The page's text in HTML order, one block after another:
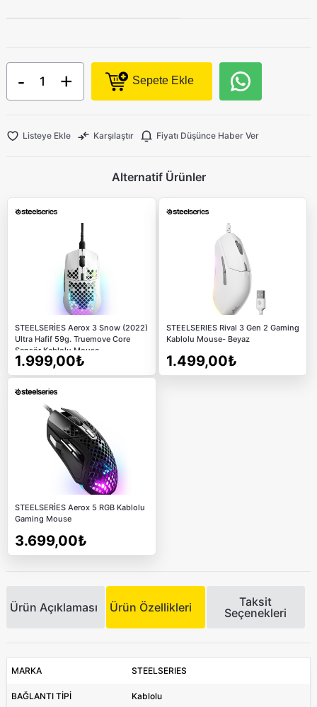
- + Sepete Ekle
Listeye Ekle Karşılaştır Fiyatı Düşünce Haber Ver
Alternatif Ürünler
STEELSERİES Aerox 3 Snow (2022)
Ultra Hafif 59g. Truemove Core
Sensör Kablolu Mouse
1.999,00₺
STEELSERIES Rival 3 Gen 2 Gaming
Kablolu Mouse- Beyaz
1.499,00₺
STEELSERİES Aerox 5 RGB Kablolu
Gaming Mouse
3.699,00₺
Ürün Açıklaması Ürün Özellikleri
Taksit
Seçenekleri
MARKA STEELSERIES
BAĞLANTI TİPİ Kablolu